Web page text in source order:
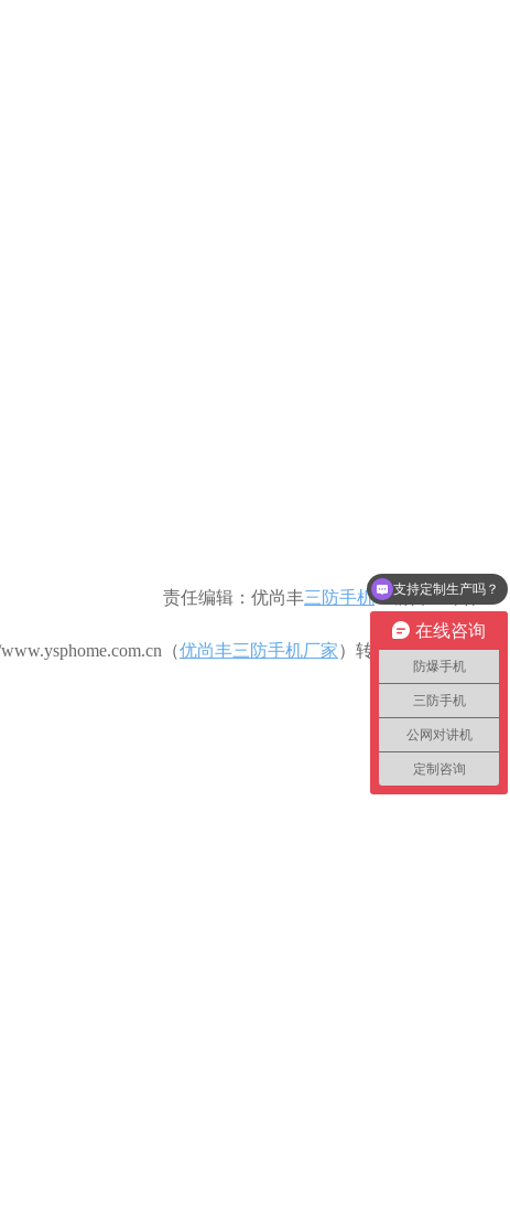
责任编辑：优尚丰三防手机-- 编辑：邹林
（优尚丰三防手机厂家） 转载请注明出处
在线咨询
防爆手机
三防手机
公网对讲机
定制咨询
支持定制生产吗？